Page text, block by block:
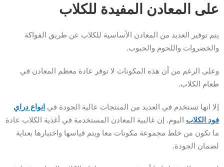
على المعادن المفيدة للكلاب
يتم توفير العديد من المعادن الأساسية للكلاب عن طريق الفواكة
والخضروات واللحوم والحبوب.
وعلى الرغم من أن هذه المكونات لا توفر عادة معظم المعادن في
طعام الكلاب.
إلا انها تستخدم في العديد من المنتجات عالية الجودة في انواع دراي
فود الكلاب اليوم. إن غالبية المعادن المستخدمة في أغذية الكلاب عادة
ما تكون من خلط مجموعة مكونات معا ويتم قياسها واختبارها بعناية
لضمان الجودة.